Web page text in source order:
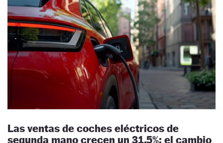
Las ventas de coches eléctricos de
segunda mano crecen un 31,5%: el cambio